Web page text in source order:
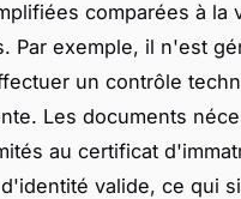
comparées à la
Par exemple, il n'est
un contrôle
Les documents
au certificat
valide, ce qui